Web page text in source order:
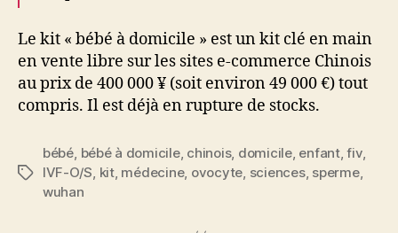
Le kit « bébé à domicile » est un kit clé en main
en vente libre sur les sites e-commerce Chinois
au prix de 400 000 ¥ (soit environ 49 000 €) tout
compris. Il est déjà en rupture de stocks.
Étiquettes
bébé bébé à domicile, chinois, domicile, enfant,fiv,
IVF-O/S kit, médecine, ovocyte sciences, sperme,
wuhan